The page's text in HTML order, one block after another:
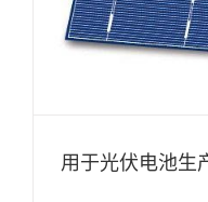
用于光伏电池生